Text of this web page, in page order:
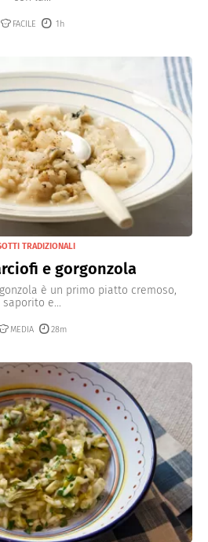
FACILE 1h
TRADIZIONALI
e gorgonzola
è un primo piatto cremoso,
saporito e...
MEDIA 28m